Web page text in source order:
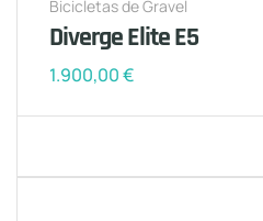
Bicicletas de Gravel
Diverge Elite E5
1.900,00€